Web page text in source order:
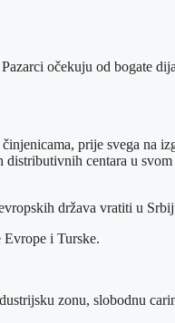
očekuju od bogate
prije svega na
centara u
država vratiti u
Evrope i Turske.
zonu, slobodnu